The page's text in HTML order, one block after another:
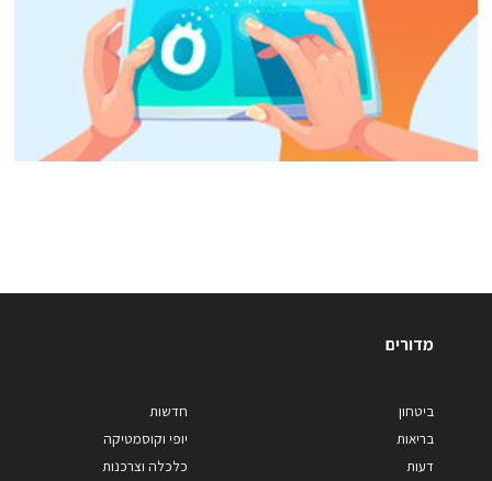
מדורים
ביטחון
בריאות
דעות
חדשות
יופי וקוסמטיקה
כלכלה וצרכנות